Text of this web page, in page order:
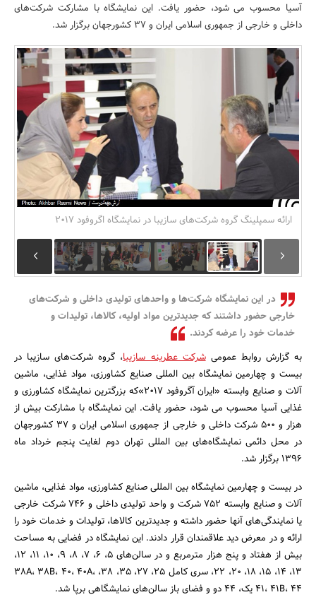
بانک، بیمه و سرمایه
مسکن و ساختمان
جستجو
آسیا محسوب می شود، حضور یافت. این نمایشگاه با مشارکت شرکت‌های
داخلی و خارجی از جمهوری اسلامی ایران و 37 کشورجهان برگزار شد.
ارائه سمپلینگ گروه شرکت‌های سازیبا در نمایشگاه اگروفود ۲۰۱۷
در این نمایشگاه شرکت‌ها و واحدهای تولیدی داخلی و شرکت‌های
خارجی حضور داشتند که جدیدترین مواد اولیه، کالاها، تولیدات و
خدمات خود را عرضه کردند.
به گزارش روابط عمومیشرکت عطرینه سازیبا، گروه شرکت‌های سازیبا در
بیست و چهارمین نمایشگاه بین المللی صنایع کشاورزی، مواد غذایی، ماشین
آلات و صنایع وابسته «ایران آگروفود ۲۰۱۷»که بزرگترین نمایشگاه کشاورزی و
غذایی آسیا محسوب می شود، حضور یافت. این نمایشگاه با مشارکت بیش از
هزار و 500 شرکت داخلی و خارجی از جمهوری اسلامی ایران و ۳۷ کشورجهان
در محل دائمی نمایشگاه‌های بین المللی تهران دوم لغایت پنجم خرداد ماه
۱۳۹۶ برگزار شد.
در بیست و چهارمین نمایشگاه بین المللی صنایع کشاورزی، مواد غذایی، ماشین
آلات و صنایع وابسته ۷۵۲ شرکت و واحد تولیدی داخلی و ۷۴۶ شرکت خارجی
یا نمایندگی‌های آنها حضور داشته و جدیدترین کالاها، تولیدات و خدمات خود را
ارائه و در معرض دید علاقمندان قرار دادند. این نمایشگاه در فضایی به مساحت
بیش از هفتاد و پنج هزار مترمربع و در سالن‌های 5، 6، 7، 8، 9، 10، 11، 12،
13، 14، 15، 18، 20، 22، سری کامل 25، 27، 35، 38، 38A، 38B، 40، 40A،
41، 41B، 44 یک، 44 دو و فضای باز سالن‌های نمایشگاهی برپا شد.